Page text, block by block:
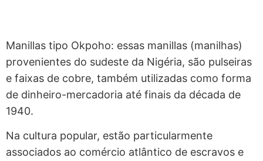
Manillas tipo Okpoho: essas manillas (manilhas)
provenientes do sudeste da Nigéria, são pulseiras
e faixas de cobre, também utilizadas como forma
de dinheiro-mercadoria até finais da década de
1940.
Na cultura popular, estão particularmente
associados ao comércio atlântico de escravos e